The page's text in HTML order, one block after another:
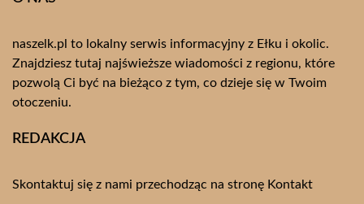
naszelk.pl to lokalny serwis informacyjny z Ełku i okolic.
Znajdziesz tutaj najświeższe wiadomości z regionu, które
pozwolą Ci być na bieżąco z tym, co dzieje się w Twoim
otoczeniu.
REDAKCJA
Skontaktuj się z nami przechodząc na stronę Kontakt